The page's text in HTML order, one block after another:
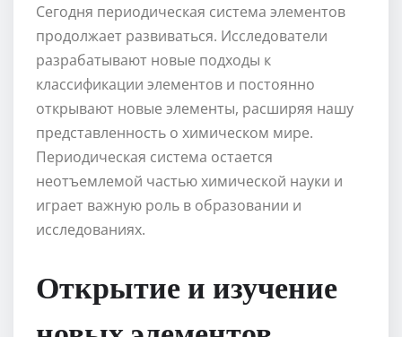
Сегодня периодическая система элементов
продолжает развиваться. Исследователи
разрабатывают новые подходы к
классификации элементов и постоянно
открывают новые элементы, расширяя нашу
представленность о химическом мире.
Периодическая система остается
неотъемлемой частью химической науки и
играет важную роль в образовании и
исследованиях.
Открытие и изучение